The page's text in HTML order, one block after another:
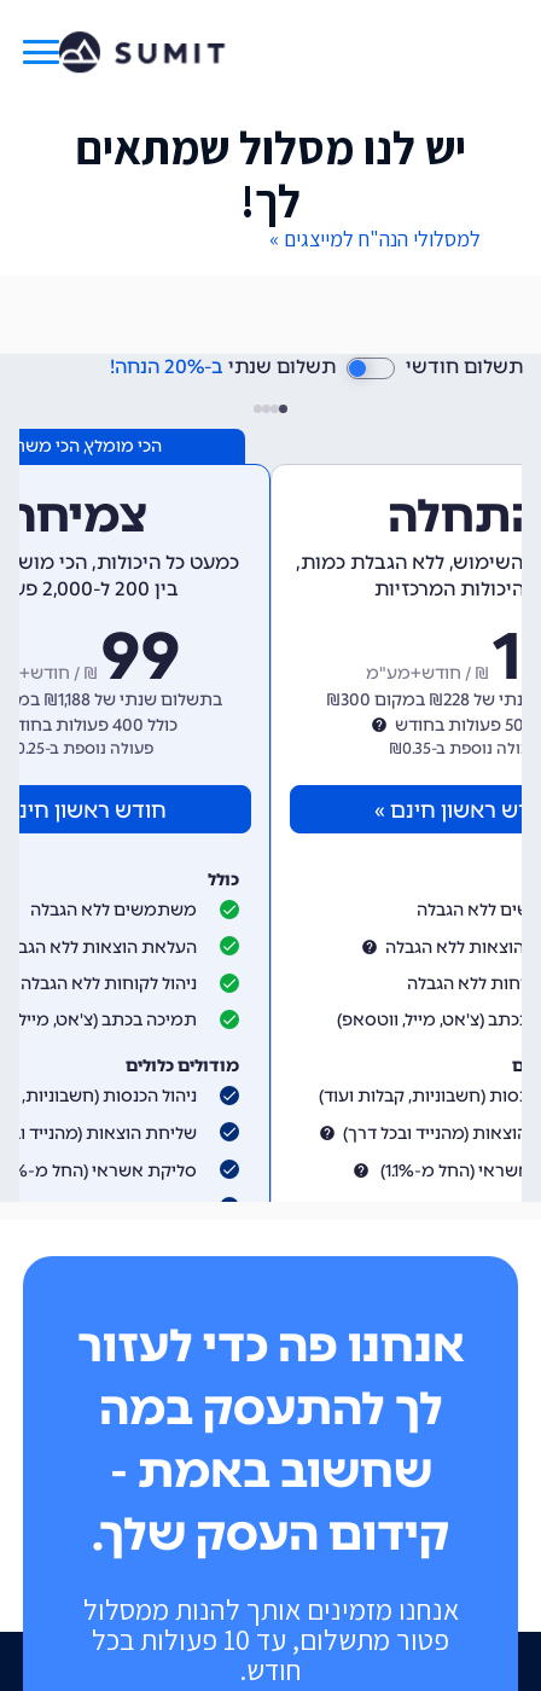
יש לנו מסלול שמתאים
לך!
למסלולי הנה"ח למייצגים »
אנחנו מזמינים אותך להנות ממסלול
פטור מתשלום, עד 10 פעולות בכל
חודש.
אנחנו פה כדי לעזור
לך להתעסק במה
שחשוב באמת -
קידום העסק שלך.